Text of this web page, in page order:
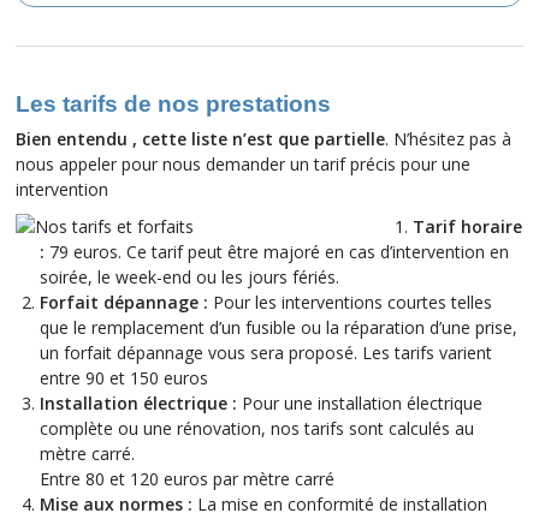
Les tarifs de nos prestations
Bien entendu , cette liste n’est que partielle. N’hésitez pas à
nous appeler pour nous demander un tarif précis pour une
intervention
Tarif horaire
: 79 euros. Ce tarif peut être majoré en cas d’intervention en
soirée, le week-end ou les jours fériés.
Forfait dépannage : Pour les interventions courtes telles
que le remplacement d’un fusible ou la réparation d’une prise,
un forfait dépannage vous sera proposé. Les tarifs varient
entre 90 et 150 euros
Installation électrique : Pour une installation électrique
complète ou une rénovation, nos tarifs sont calculés au
mètre carré.
Entre 80 et 120 euros par mètre carré
Mise aux normes : La mise en conformité de installation